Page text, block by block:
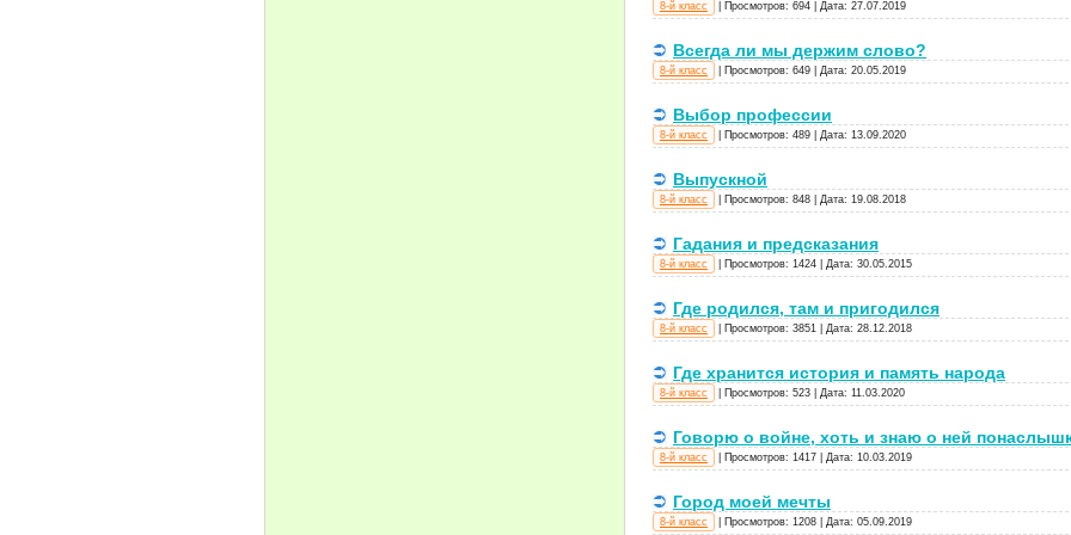
8-й класс Просмотров: 694 Дата: 27.07.2019
Всегда ли мы держим слово?
8-й класс Просмотров: 649 Дата: 20.05.2019
Выбор профессии
8-й класс Просмотров: 489 Дата: 13.09.2020
Выпускной
8-й класс Просмотров: 848 Дата: 19.08.2018
Гадания и предсказания
8-й класс Просмотров: 1424 Дата: 30.05.2015
Где родился, там и пригодился
8-й класс Просмотров: 3851 Дата: 28.12.2018
Где хранится история и память народа
8-й класс Просмотров: 523 Дата: 11.03.2020
Говорю о войне, хоть и знаю о ней
8-й класс Просмотров: 1417 Дата: 10.03.2019
Город моей мечты
8-й класс Просмотров: 1208 Дата: 05.09.2019